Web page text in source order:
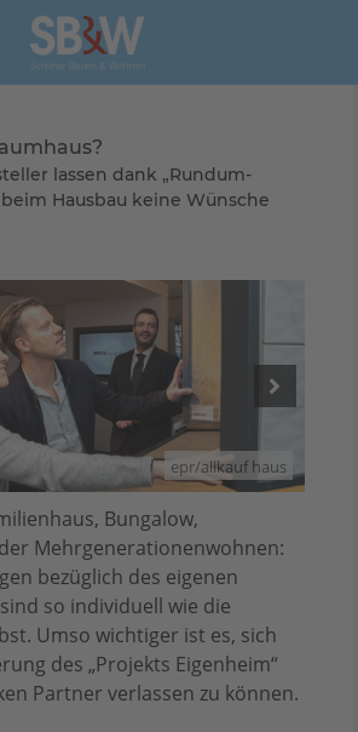
lassen dank „Rundum-
Hausbau keine Wünsche
epr/allkauf haus
Bungalow,
Mehrgenerationenwohnen:
bezüglich des eigenen
so individuell wie die
Umso wichtiger ist es, sich
des „Projekts Eigenheim“
Partner verlassen zu können.